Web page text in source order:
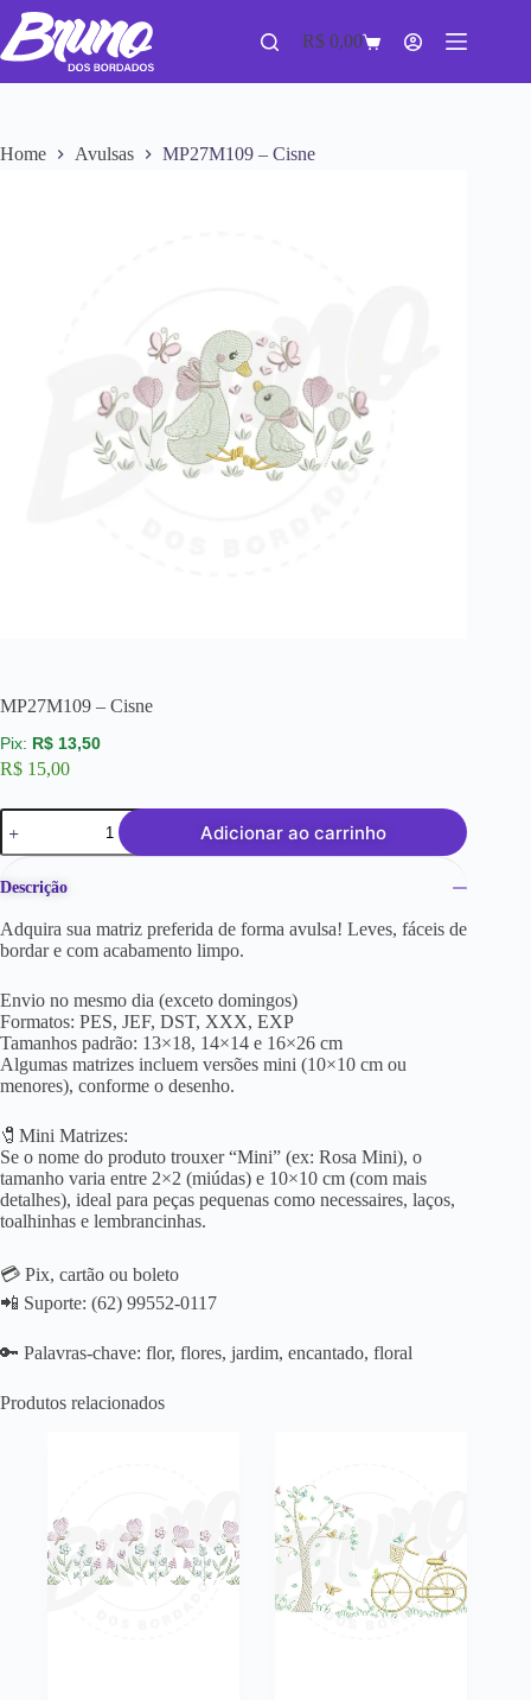
R$ 0,00
Home Avulsas MP27M109 – Cisne
MP27M109 – Cisne
R$ 13,50
R$ 15,00
Adicionar ao carrinho
Descrição
Adquira sua matriz preferida de forma avulsa! Leves, fáceis de
bordar e com acabamento limpo.
Envio no mesmo dia (exceto domingos)
Formatos: PES, JEF, DST, XXX, EXP
Tamanhos padrão: 13×18, 14×14 e 16×26 cm
Algumas matrizes incluem versões mini (10×10 cm ou
menores), conforme o desenho.
🧷Mini Matrizes:
Se o nome do produto trouxer “Mini” (ex: Rosa Mini), o
tamanho varia entre 2×2 (miúdas) e 10×10 cm (com mais
detalhes), ideal para peças pequenas como necessaires, laços,
toalhinhas e lembrancinhas.
💳 Pix, cartão ou boleto
📲 Suporte: (62) 99552-0117
🔑 Palavras-chave: flor, flores, jardim, encantado, floral
Produtos relacionados